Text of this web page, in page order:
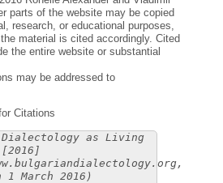
parts of the website may be copied
research, or educational purposes,
material is cited accordingly. Cited
the entire website or substantial
may be addressed to
Citations
as Living
March 2016)